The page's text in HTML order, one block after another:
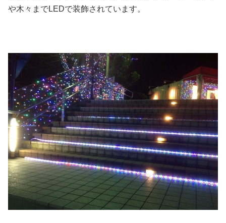
や木々までLEDで装飾されています。